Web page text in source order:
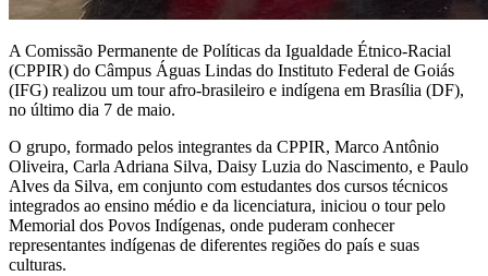
A Comissão Permanente de Políticas da Igualdade Étnico-Racial
(CPPIR) do Câmpus Águas Lindas do Instituto Federal de Goiás
(IFG) realizou um tour afro-brasileiro e indígena em Brasília (DF),
no último dia 7 de maio.
O grupo, formado pelos integrantes da CPPIR, Marco Antônio
Oliveira, Carla Adriana Silva, Daisy Luzia do Nascimento, e Paulo
Alves da Silva, em conjunto com estudantes dos cursos técnicos
integrados ao ensino médio e da licenciatura, iniciou o tour pelo
Memorial dos Povos Indígenas, onde puderam conhecer
representantes indígenas de diferentes regiões do país e suas
culturas.